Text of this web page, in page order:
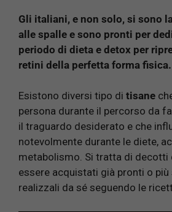
Gli italiani, e non solo, si sono
alle spalle e sono pronti per
periodo di dieta e detox per
retini della perfetta forma fisica.
Esistono diversi tipo di tisane
persona durante il percorso da
il traguardo desiderato e che
notevolmente durante le diete,
metabolismo. Si tratta di decotti
essere acquistati già pronti o
realizzali da sé seguendo le